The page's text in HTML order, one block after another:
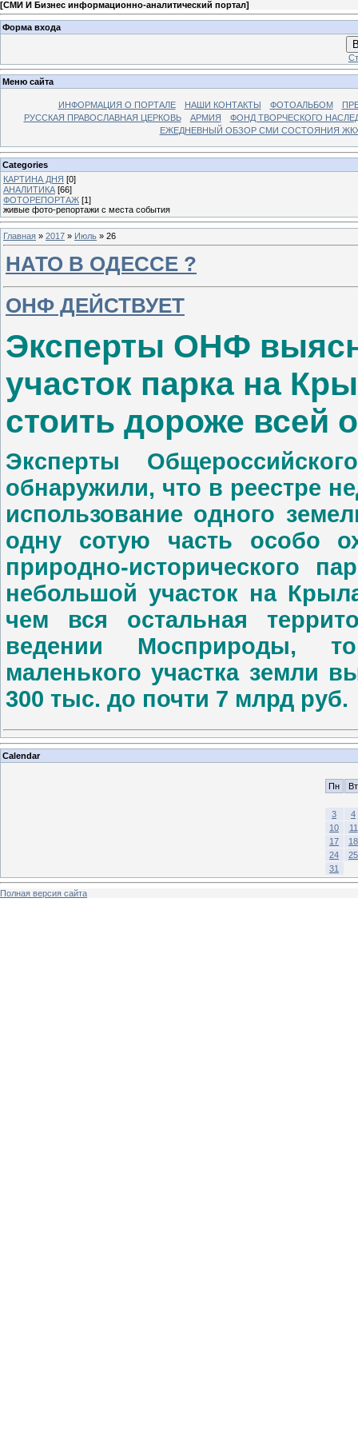
[СМИ И Бизнес информационно-аналитический портал]
Форма входа
Меню сайта
ИНФОРМАЦИЯ О ПОРТАЛЕ НАШИ КОНТАКТЫ ФОТОАЛЬБОМ
РУССКАЯ ПРАВОСЛАВНАЯ ЦЕРКОВЬ
АРМИЯ
ФОНД ТВОРЧЕСКОГО
ЕЖЕДНЕВНЫЙ ОБЗОР СМИ СОСТОЯНИЯ
Categories
КАРТИНА ДНЯ [0]
АНАЛИТИКА [66]
ФОТОРЕПОРТАЖ [1]
живые фото-репортажи с места события
Главная » 2017 » Июль » 26
НАТО В ОДЕССЕ ?
ОНФ ДЕЙСТВУЕТ
Эксперты ОНФ
участок парка на
стоить дороже всей
Эксперты
обнаружили, что в реестре
использование одного
одну сотую часть особо
природно-исторического
небольшой участок на
чем вся остальная
ведении Мосприроды,
маленького участка земли
300 тыс. до почти 7 млрд руб.
Calendar
Пн Вт
3
4
10
11
17
18
24
25
31
Полная версия сайта